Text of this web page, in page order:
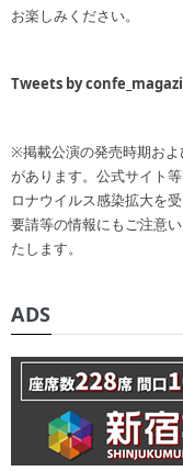
お楽しみください。
Tweets by
※掲載公演の発売時期お
があります。公式サイト
ロナウイルス感染拡大を
要請等の情報にもご注意
たします。
ADS